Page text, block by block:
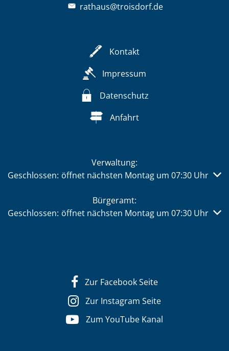
rathaus@troisdorf.de
Kontakt
Impressum
Datenschutz
Anfahrt
Verwaltung:
Klicken, um weitere Öffnungs- oder Schließzeiten
Geschlossen: öffnet nächsten Montag um 07:30 Uhr
Bürgeramt:
Klicken, um weitere Öffnungs- oder Schließzeiten
Geschlossen: öffnet nächsten Montag um 07:30 Uhr
Zur Facebook Seite
Zur Instagram Seite
Zum YouTube Kanal